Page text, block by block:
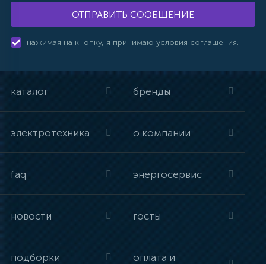
ОТПРАВИТЬ СООБЩЕНИЕ
нажимая на кнопку, я принимаю условия соглашения.
каталог бренды
электротехника о компании
faq энергосервис
новости госты
подборки
оплата и